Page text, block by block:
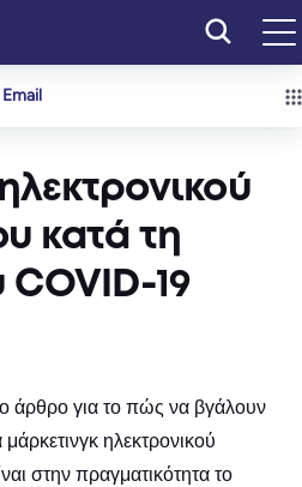
κατά τη
COVID-19
άρθρο για το πώς να βγάλουν
ηλεκτρονικού
στην πραγματικότητα το